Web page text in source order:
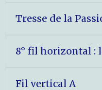
Tresse de la
8° fil horizontal :
Fil vertical A